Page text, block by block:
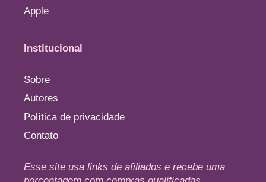
Apple
Institucional
Sobre
Autores
Política de privacidade
Contato
Esse site usa links de afiliados e recebe uma